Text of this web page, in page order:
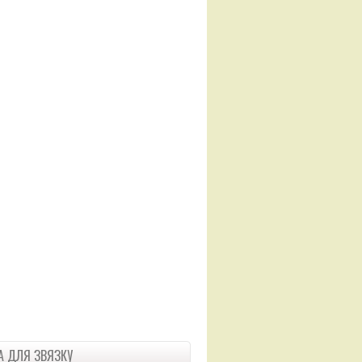
ДЛЯ ЗВЯЗКУ